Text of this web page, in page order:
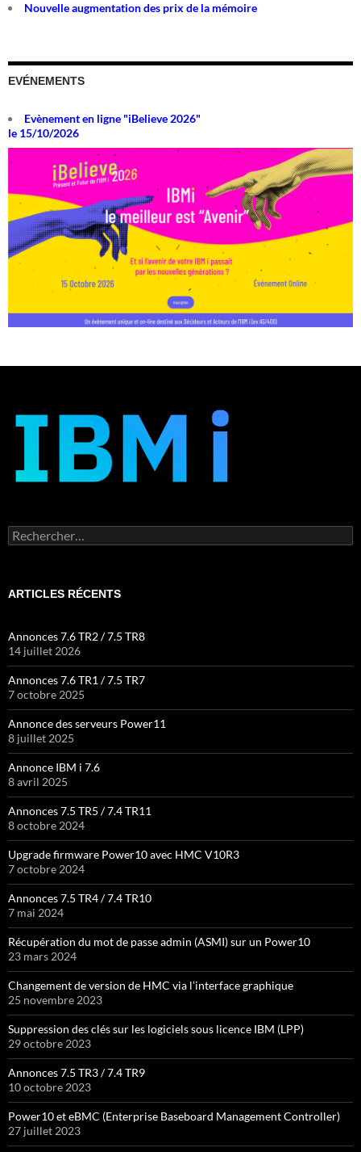
Nouvelle augmentation des prix de la mémoire
EVÉNEMENTS
Evènement en ligne "iBelieve 2026"
le 15/10/2026
Rechercher :
ARTICLES RÉCENTS
Annonces 7.6 TR2 / 7.5 TR8
14 juillet 2026
Annonces 7.6 TR1 / 7.5 TR7
7 octobre 2025
Annonce des serveurs Power11
8 juillet 2025
Annonce IBM i 7.6
8 avril 2025
Annonces 7.5 TR5 / 7.4 TR11
8 octobre 2024
Upgrade firmware Power10 avec HMC V10R3
7 octobre 2024
Annonces 7.5 TR4 / 7.4 TR10
7 mai 2024
Récupération du mot de passe admin (ASMI) sur un Power10
23 mars 2024
Changement de version de HMC via l’interface graphique
25 novembre 2023
Suppression des clés sur les logiciels sous licence IBM (LPP)
29 octobre 2023
Annonces 7.5 TR3 / 7.4 TR9
10 octobre 2023
Power10 et eBMC (Enterprise Baseboard Management Controller)
27 juillet 2023